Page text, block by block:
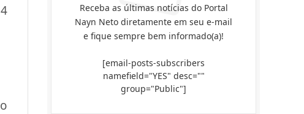
Receba as últimas notícias do Portal
Nayn Neto diretamente em seu e-mail
e fique sempre bem informado(a)!
[email-posts-subscribers
namefield="YES" desc=""
group="Public"]